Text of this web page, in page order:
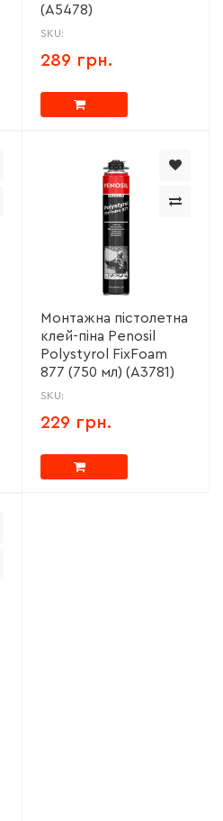
(A5478)
SKU:
289 грн.
Монтажна пістолетна
клей-піна Penosil
Polystyrol FixFoam
877 (750 мл) (A3781)
SKU:
229 грн.